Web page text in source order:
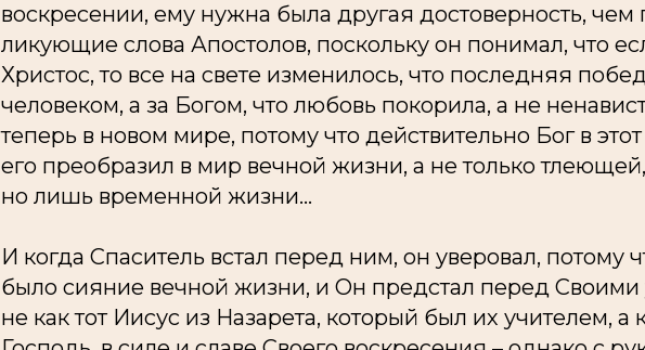
воскресении, ему нужна была другая достоверность, чем
ликующие слова Апостолов, поскольку он понимал, что
Христос, то все на свете изменилось, что последняя
человеком, а за Богом, что любовь покорила, а не
теперь в новом мире, потому что действительно Бог в
его преобразил в мир вечной жизни, а не только
но лишь временной жизни...
И когда Спаситель встал перед ним, он уверовал, потому
было сияние вечной жизни, и Он предстал перед
не как тот Иисус из Назарета, который был их учителем, а